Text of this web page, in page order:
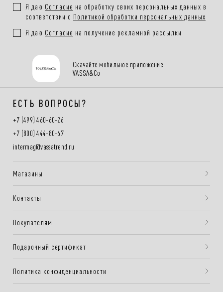
Я даю Согласие на обработку своих персональных данных в
соответствии с Политикой обработки персональных данных
Я даю Согласие на получение рекламной рассылки
Скачайте мобильное приложение
VASSA&Co
ЕСТЬ ВОПРОСЫ?
+7 (499) 460-60-26
+7 (800) 444-80-67
intermag@vassatrend.ru
Магазины
Контакты
Покупателям
Подарочный сертификат
Политика конфиденциальности